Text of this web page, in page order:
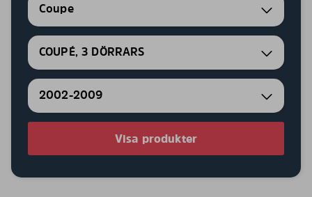
Coupe
COUPÉ, 3 DÖRRARS
2002-2009
Visa produkter